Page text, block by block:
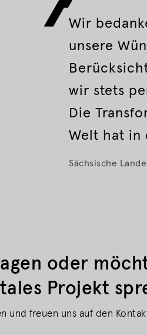
Wir
unsere
wir stets
Die
Welt hat in
Sächsische
oder
Projekt
und freuen uns auf den